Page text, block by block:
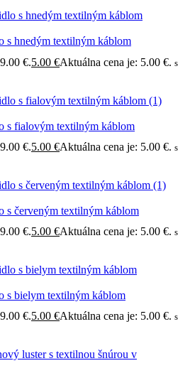
s hnedým textilným káblom
€.5.00 €Aktuálna cena je: 5.00 €. s
s fialovým textilným káblom
€.5.00 €Aktuálna cena je: 5.00 €. s
s červeným textilným káblom
€.5.00 €Aktuálna cena je: 5.00 €. s
s bielym textilným káblom
€.5.00 €Aktuálna cena je: 5.00 €. s